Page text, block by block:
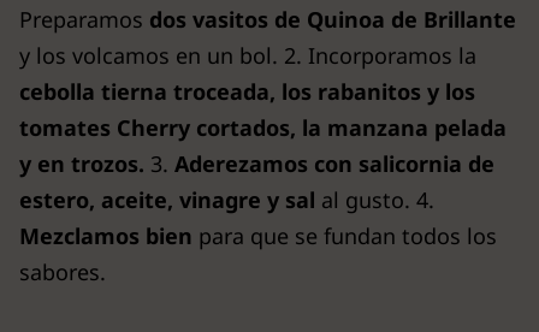
Preparamos dos vasitos de Quinoa de Brillante
y los volcamos en un bol. 2. Incorporamos la
cebolla tierna troceada, los rabanitos y los
tomates Cherry cortados, la manzana pelada
y en trozos. 3. Aderezamos con salicornia de
estero, aceite, vinagre y sal al gusto. 4.
Mezclamos bien para que se fundan todos los
sabores.